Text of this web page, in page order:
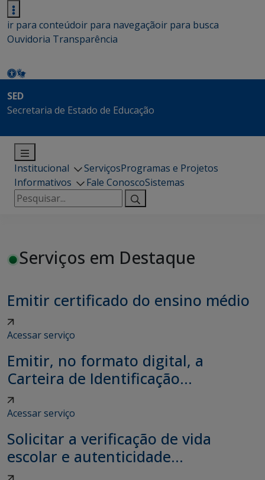
ir para conteúdoir para navegaçãoir para busca
Ouvidoria Transparência
SED
Secretaria de Estado de Educação
Institucional ServiçosProgramas e Projetos
Informativos
Fale ConoscoSistemas
Pesquisar
por:
Serviços em Destaque
Emitir certificado do ensino médio
Acessar serviço
Emitir, no formato digital, a
Carteira de Identificação...
Acessar serviço
Solicitar a verificação de vida
escolar e autenticidade...